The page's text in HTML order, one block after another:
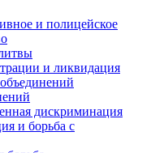
и полицейское
и ликвидация
дискриминация
и борьба с